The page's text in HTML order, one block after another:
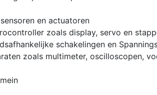
en actuatoren
zoals display, servo en
schakelingen en
zoals multimeter, oscilloscopen,